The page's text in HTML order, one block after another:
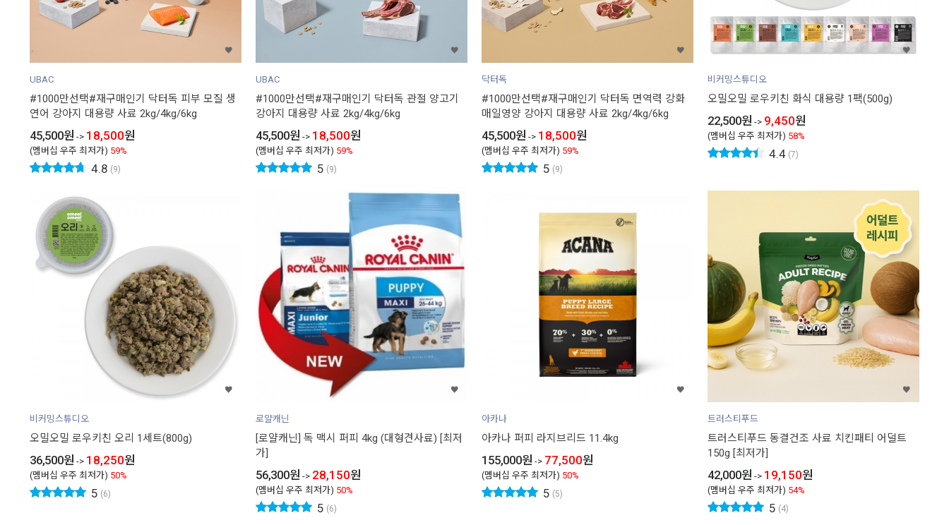
UBAC
#1000만선택#재구매인기 닥터독 피부 모질 생
연어 강아지 대용량 사료 2kg/4kg/6kg
45,500원 -> 18,500원
(멤버십 우주 최저가) 59%
4.8 (9)
UBAC
#1000만선택#재구매인기 닥터독 관절 양고기
강아지 대용량 사료 2kg/4kg/6kg
45,500원 -> 18,500원
(멤버십 우주 최저가) 59%
5 (9)
닥터독
#1000만선택#재구매인기 닥터독 면역력 강화
매일영양 강아지 대용량 사료 2kg/4kg/6kg
45,500원 -> 18,500원
(멤버십 우주 최저가) 59%
5 (9)
비커밍스튜디오
오밀오밀 로우키친 화식 대용량 1팩(500g)
22,500원 -> 9,450원
(멤버십 우주 최저가) 58%
4.4 (7)
비커밍스튜디오
오밀오밀 로우키친 오리 1세트(800g)
36,500원 -> 18,250원
(멤버십 우주 최저가) 50%
5 (6)
로얄캐닌
[로얄캐닌] 독 맥시 퍼피 4kg (대형견사료) [최저
가]
56,300원 -> 28,150원
(멤버십 우주 최저가) 50%
5 (6)
아카나
아카나 퍼피 라지브리드 11.4kg
155,000원 -> 77,500원
(멤버십 우주 최저가) 50%
5 (5)
트러스티푸드
트러스티푸드 동결건조 사료 치킨패티 어덜트
150g [최저가]
42,000원 -> 19,150원
(멤버십 우주 최저가) 54%
5 (4)